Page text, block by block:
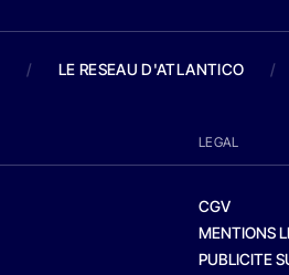
/ LE RESEAU D'ATLANTICO /
LEGAL
CGV
MENTIONS
PUBLICITE